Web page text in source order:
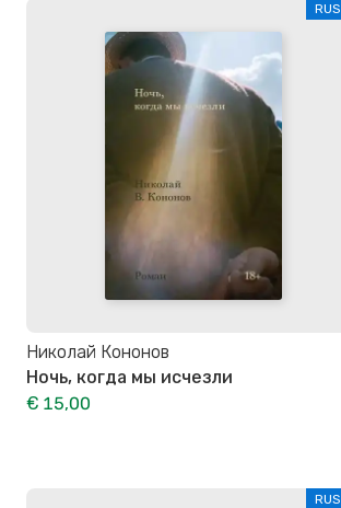
RUS
Николай Кононов
Ночь, когда мы исчезли
€ 15,00
RUS